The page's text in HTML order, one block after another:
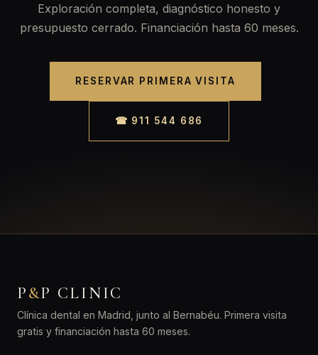
Exploración completa, diagnóstico honesto y
presupuesto cerrado. Financiación hasta 60 meses.
RESERVAR PRIMERA VISITA
☎ 911 544 686
P&P CLINIC
Clínica dental en Madrid, junto al Bernabéu. Primera visita
gratis y financiación hasta 60 meses.